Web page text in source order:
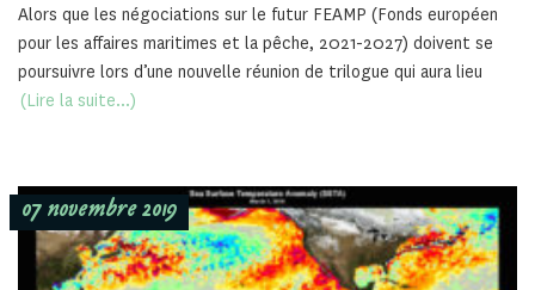
Alors que les négociations sur le futur FEAMP (Fonds européen
pour les affaires maritimes et la pêche, 2021-2027) doivent se
poursuivre lors d’une nouvelle réunion de trilogue qui aura lieu
(Lire la suite...)
07 novembre 2019